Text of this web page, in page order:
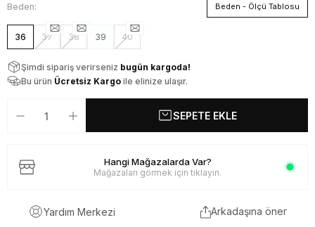
Beden: Beden - Ölçü Tablosu
36 37 38 39 40
Şimdi sipariş verirseniz bugün kargoda!
Bu ürün Ücretsiz Kargo ile elinize ulaşır.
SEPETE EKLE
Hangi Mağazalarda Var?
Mağazaları görmek için tıklayın.
Yardım Merkezi Arkadaşına öner